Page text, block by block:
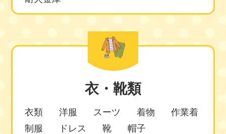
衣・靴類
衣類 洋服 スーツ 着物
作業着
制服
ドレス 靴 帽子